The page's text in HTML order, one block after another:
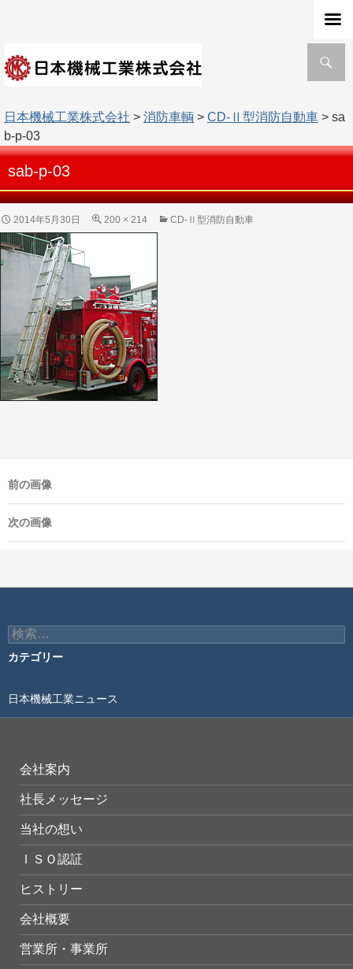
索
日本機械工業株式会社 > 消防車輌 > CD-Ⅱ型消防自動車 > sa
b-p-03
sab-p-03
2014年5月30日 200 × 214 CD-Ⅱ型消防自動車
前の画像
次の画像
検
索:
カテゴリー
日本機械工業ニュース
会社案内
社長メッセージ
当社の想い
ＩＳＯ認証
ヒストリー
会社概要
営業所・事業所